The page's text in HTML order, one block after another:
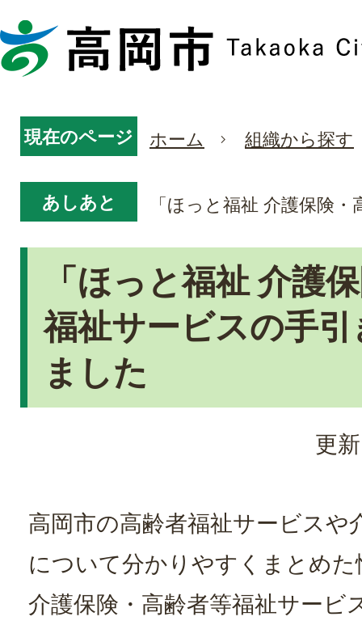
現在のページ ホーム 組織から探す
あしあと 「ほっと福祉 介護保険
「ほっと福祉 介護
福祉サービスの手
ました
更
高岡市の高齢者福祉サービスや
について分かりやすくまとめ
介護保険・高齢者等福祉サービ